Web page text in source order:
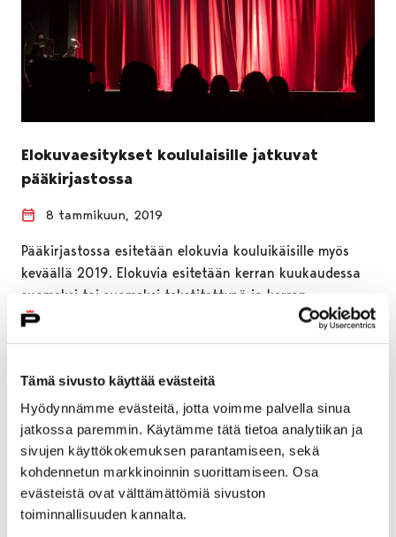
Tämä sivusto käyttää evästeitä
Hyödynnämme evästeitä, jotta voimme palvella sinua
jatkossa paremmin. Käytämme tätä tietoa analytiikan ja
sivujen käyttökokemuksen parantamiseen, sekä
kohdennetun markkinoinnin suorittamiseen. Osa
evästeistä ovat välttämättömiä sivuston
toiminnallisuuden kannalta.
Elokuvaesitykset koululaisille jatkuvat
pääkirjastossa
8 tammikuun, 2019
Pääkirjastossa esitetään elokuvia kouluikäisille myös
keväällä 2019. Elokuvia esitetään kerran kuukaudessa
suomeksi tai suomeksi tekstitettynä ja kerran
kuukaudessa ruotsiksi tai…